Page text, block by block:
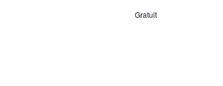
Gratuit